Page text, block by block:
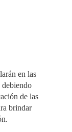
en las
debiendo
de las
brindar